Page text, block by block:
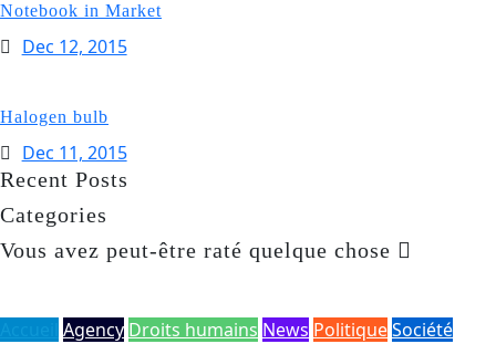
Notebook in Market
Dec 12, 2015
Halogen bulb
Dec 11, 2015
Recent Posts
Categories
Vous avez peut-être raté quelque chose
Agency Droits humains News PolitiqueSociété